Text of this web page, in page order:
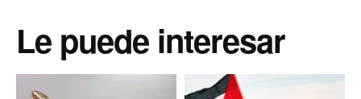
Le puede interesar